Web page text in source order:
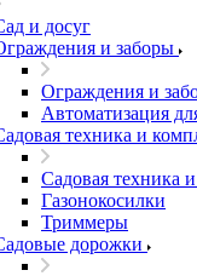
и досуг
и заборы
Ограждения и
Автоматизация
техника и
Садовая техника
Газонокосилки
Триммеры
дорожки